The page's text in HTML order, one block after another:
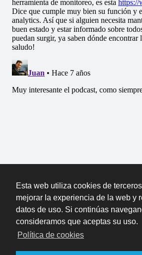
Esta web utiliza cookies de
mejorar la experiencia de la web y
datos de uso. Si continúas
consideramos que aceptas su uso.
Política de cookies